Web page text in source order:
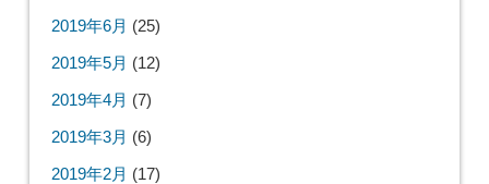
2019年6月 (25)
2019年5月 (12)
2019年4月 (7)
2019年3月 (6)
2019年2月 (17)